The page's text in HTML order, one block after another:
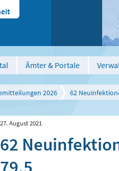
Ämter & Portale
2026 62
27. August 2021
62